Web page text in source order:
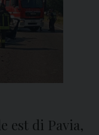
est di Pavia,